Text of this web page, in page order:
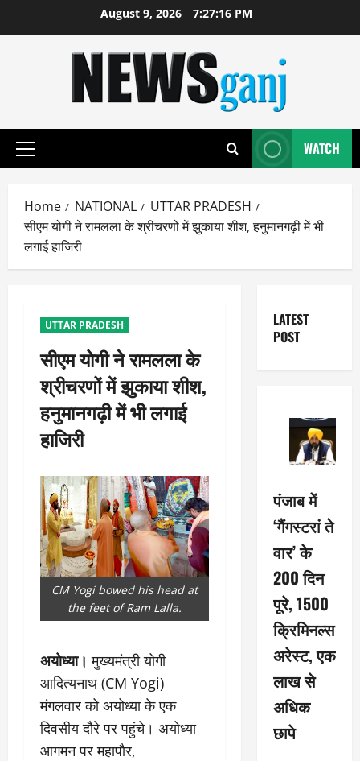
August 9, 2026 7:27:17 PM
Primary
WATCH
Home NATIONAL
UTTAR PRADESH
सीएम योगी ने रामलला के श्रीचरणों में झुकाया शीश, हनुमानगढ़ी में भी
लगाई हाजिरी
UTTAR PRADESH
सीएम योगी ने रामलला के
श्रीचरणों में झुकाया शीश,
हनुमानगढ़ी में भी लगाई
हाजिरी
CM Yogi bowed his head at
the feet of Ram Lalla.
अयोध्या। मुख्यमंत्री योगी
आदित्यनाथ (CM Yogi)
मंगलवार को अयोध्या के एक
दिवसीय दौरे पर पहुंचे। अयोध्या
आगमन पर महापौर,
LATEST
POST
पंजाब में
‘गैंगस्टरां ते
वार’ के
200 दिन
पूरे, 1500
क्रिमिनल्स
अरेस्ट, एक
लाख से
अधिक
छापे